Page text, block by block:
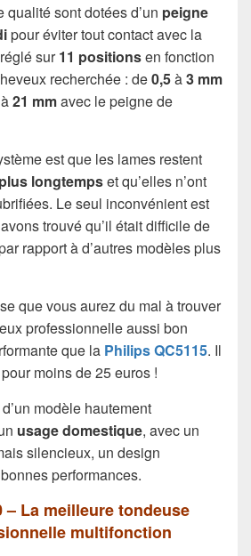
sont dotées d’un peigne
pour éviter tout contact avec la
sur11 positionsen fonction
recherchée : de0,5à3 mm
à21 mmavec le peigne de
est que les lames restent
plus longtempset qu’elles n’ont
Le seul inconvénient est
trouvé qu’il était difficile de
rapport à d’autres modèles plus
que vous aurez du mal à trouver
professionnelle aussi bon
que la Philips QC5115. Il
moins de 25 euros !
modèle hautement
usage domestique, avec un
silencieux, un design
performances.
– La meilleure tondeuse
multifonction